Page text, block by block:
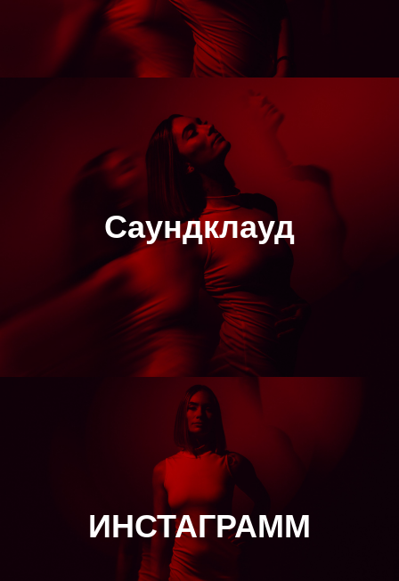
Саундклауд
ИНСТАГРАММ